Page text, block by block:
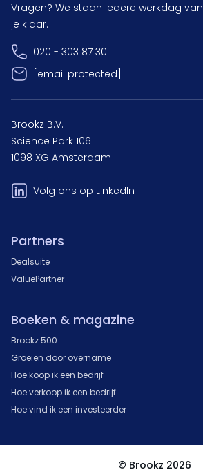
Vragen? We staan iedere werkdag van
je klaar.
020 - 303 87 30
[email protected]
Brookz B.V.
Science Park 106
1098 XG Amsterdam
Volg ons op LinkedIn
Partners
Dealsuite
ValuePartner
Boeken & magazine
Brookz 500
Groeien door overname
Hoe koop ik een bedrijf
Hoe verkoop ik een bedrijf
Hoe vind ik een investeerder
© Brookz 2026